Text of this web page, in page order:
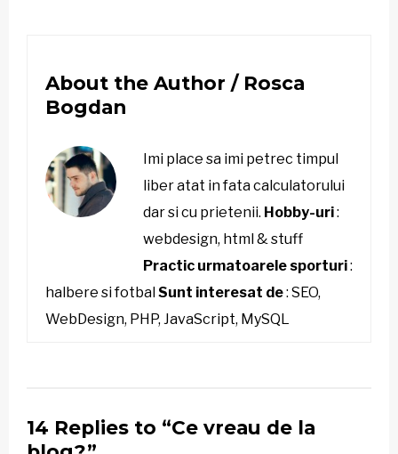
About the Author / Rosca
Bogdan
Imi place sa imi petrec timpul
liber atat in fata calculatorului
dar si cu prietenii. Hobby-uri:
webdesign, html & stuff
Practic urmatoarele sporturi:
halbere si fotbalSunt interesat de: SEO,
WebDesign, PHP, JavaScript, MySQL
14 Replies to “Ce vreau de la